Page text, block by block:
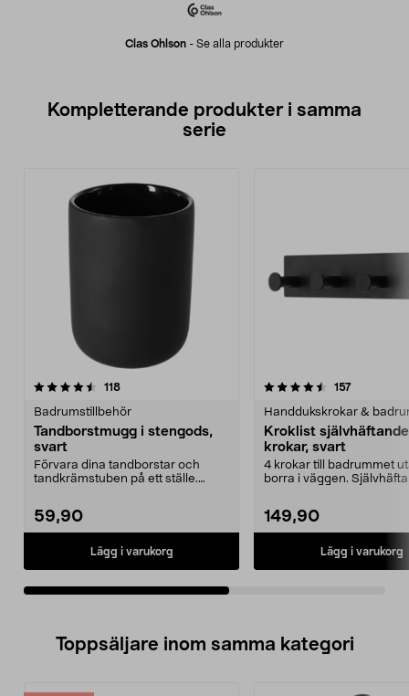
Clas Ohlson - Se alla produkter
Kompletterande produkter i samma
serie
118recensioner
Badrumstillbehör
Tandborstmugg i stengods,
svart
Förvara dina tandborstar och
tandkrämstuben på ett ställe.
59,90
Lägg i varukorg
4.5av 5 stjärnor 157
Kroklist
krokar, svart
4 krokar till badrummet
borra i väggen.
149,90
Lägg i varukorg
4.5av 5 stjärnor
Toppsäljare inom samma kategori